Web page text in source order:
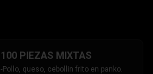
100 PIEZAS MIXTAS
-Pollo, queso, cebollin frito en panko.